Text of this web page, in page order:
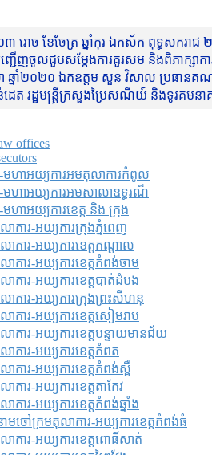
ោច ខែចែត្រ ឆ្នាំកុរ ឯកស័ក ពុទ្ធសករាជ
ើញចូលជួបសម្តែងការគួរសម និងពិភាក្សាកា
ឆ្នាំ២០២០ ឯកឧត្តម សួន វិសាល ប្រធានគណ
ដេត រដ្ឋមន្រ្តីក្រសួងប្រៃសណីយ៍ និងទូរគ
offices
មហាអយ្យការអមតុលាការកំពូល
មហាអយ្យការអមសាលាឧទ្ធរណ៏
ហាអយ្យការខេត្ត និង ក្រុង
ការ-អយ្យការក្រុងភ្នំពេញ
ការ-អយ្យការខេត្តកណ្តាល
ការ-អយ្យការខេត្តកំពង់ចាម
ការ-អយ្យការខេត្តបាត់ដំបង
ាការ-អយ្យការ​ក្រុងព្រះសីហនុ
ការ-អយ្យការខេត្តសៀមរាប
ការ-អយ្យការខេត្តបន្ទាយមានជ័យ
ការ-អយ្យការខេត្តកំពត
ការ-អយ្យការខេត្តកំពង់ស្ពឺ
ការ-អយ្យការខេត្តតាកែវ
ការ-អយ្យការខេត្តកំពង់ឆ្នាំង
មចៅក្រមតុលាការ-អយ្យការខេត្តកំពង់ធំ
ការ-អយ្យការខេត្តពោធិ៍សាត់